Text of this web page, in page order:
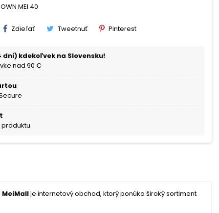
MEI 40
Zdieľať Tweetnuť Pinterest
kdekoľvek na Slovensku!
nad 90 €
MeiMallje internetový obchod, ktorý ponúka široký sortiment